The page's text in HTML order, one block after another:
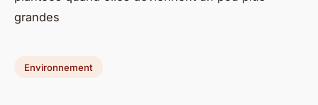
grandes
Environnement